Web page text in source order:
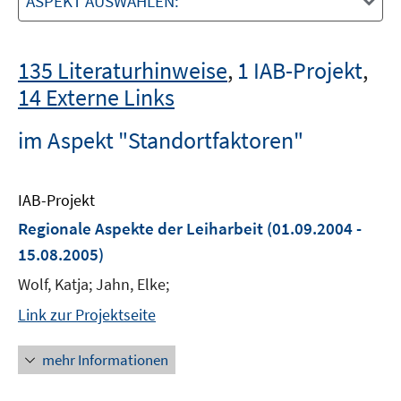
135 Literaturhinweise, 1 IAB-Projekt,
14 Externe Links
im Aspekt "Standortfaktoren"
IAB-Projekt
Regionale Aspekte der Leiharbeit (01.09.2004 -
15.08.2005)
Wolf, Katja; Jahn, Elke;
Link zur Projektseite
mehr Informationen